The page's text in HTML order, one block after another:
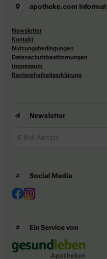
apotheke.com
Newsletter
Kontakt
Nutzungsbedingungen
Datenschutzbestimmungen
Impressum
Barrierefreiheitserklärung
Newsletter
Social Media
Ein Service von